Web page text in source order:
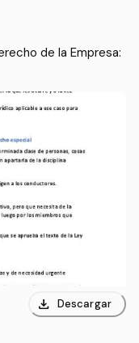
de la Empresa:
download Descargar